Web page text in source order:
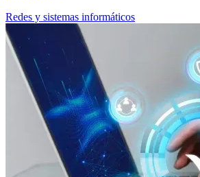
Redes y sistemas informáticos